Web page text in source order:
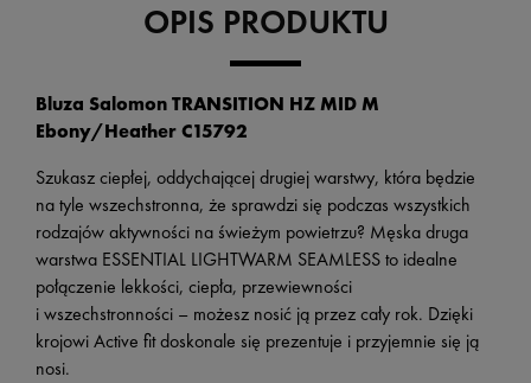
OPIS PRODUKTU
Bluza Salomon TRANSITION HZ MID M
Ebony/Heather C15792
Szukasz ciepłej, oddychającej drugiej warstwy, która będzie
na tyle wszechstronna, że sprawdzi się podczas wszystkich
rodzajów aktywności na świeżym powietrzu? Męska druga
warstwa ESSENTIAL LIGHTWARM SEAMLESS to idealne
połączenie lekkości, ciepła, przewiewności
i wszechstronności – możesz nosić ją przez cały rok. Dzięki
krojowi Active fit doskonale się prezentuje i przyjemnie się ją
nosi.